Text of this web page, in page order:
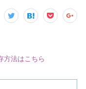
方法はこちら